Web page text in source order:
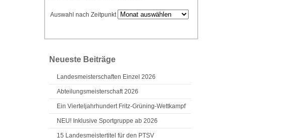
Auswahl nach Zeitpunkt
Neueste Beiträge
Landesmeisterschaften Einzel 2026
Abteilungsmeisterschaft 2026
Ein Vierteljahrhundert Fritz-Grüning-Wettkampf
NEU! Inklusive Sportgruppe ab 2026
15 Landesmeistertitel für den PTSV